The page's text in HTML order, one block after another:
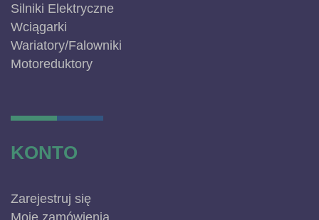
Silniki Elektryczne
Wciągarki
Wariatory/Falowniki
Motoreduktory
KONTO
Zarejestruj się